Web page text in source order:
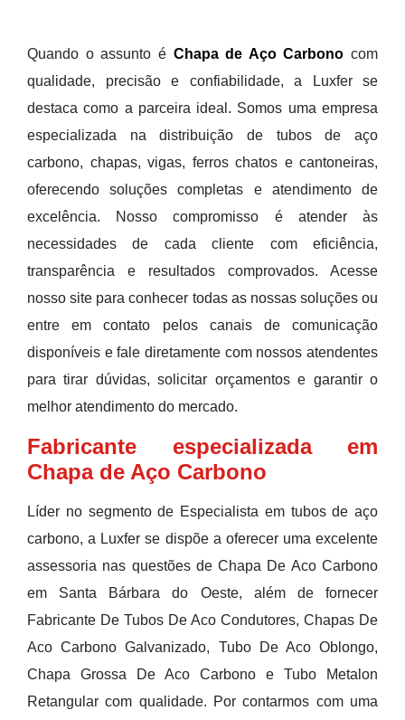
Quando o assunto é Chapa de Aço Carbono com
qualidade, precisão e confiabilidade, a Luxfer se
destaca como a parceira ideal. Somos uma empresa
especializada na distribuição de tubos de aço
carbono, chapas, vigas, ferros chatos e cantoneiras,
oferecendo soluções completas e atendimento de
excelência. Nosso compromisso é atender às
necessidades de cada cliente com eficiência,
transparência e resultados comprovados. Acesse
nosso site para conhecer todas as nossas soluções ou
entre em contato pelos canais de comunicação
disponíveis e fale diretamente com nossos atendentes
para tirar dúvidas, solicitar orçamentos e garantir o
melhor atendimento do mercado.
Fabricante especializada em
Chapa de Aço Carbono
Líder no segmento de Especialista em tubos de aço
carbono, a Luxfer se dispõe a oferecer uma excelente
assessoria nas questões de Chapa De Aco Carbono
em Santa Bárbara do Oeste, além de fornecer
Fabricante De Tubos De Aco Condutores, Chapas De
Aco Carbono Galvanizado, Tubo De Aco Oblongo,
Chapa Grossa De Aco Carbono e Tubo Metalon
Retangular com qualidade. Por contarmos com uma